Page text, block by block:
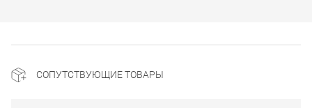
СОПУТСТВУЮЩИЕ ТОВАРЫ